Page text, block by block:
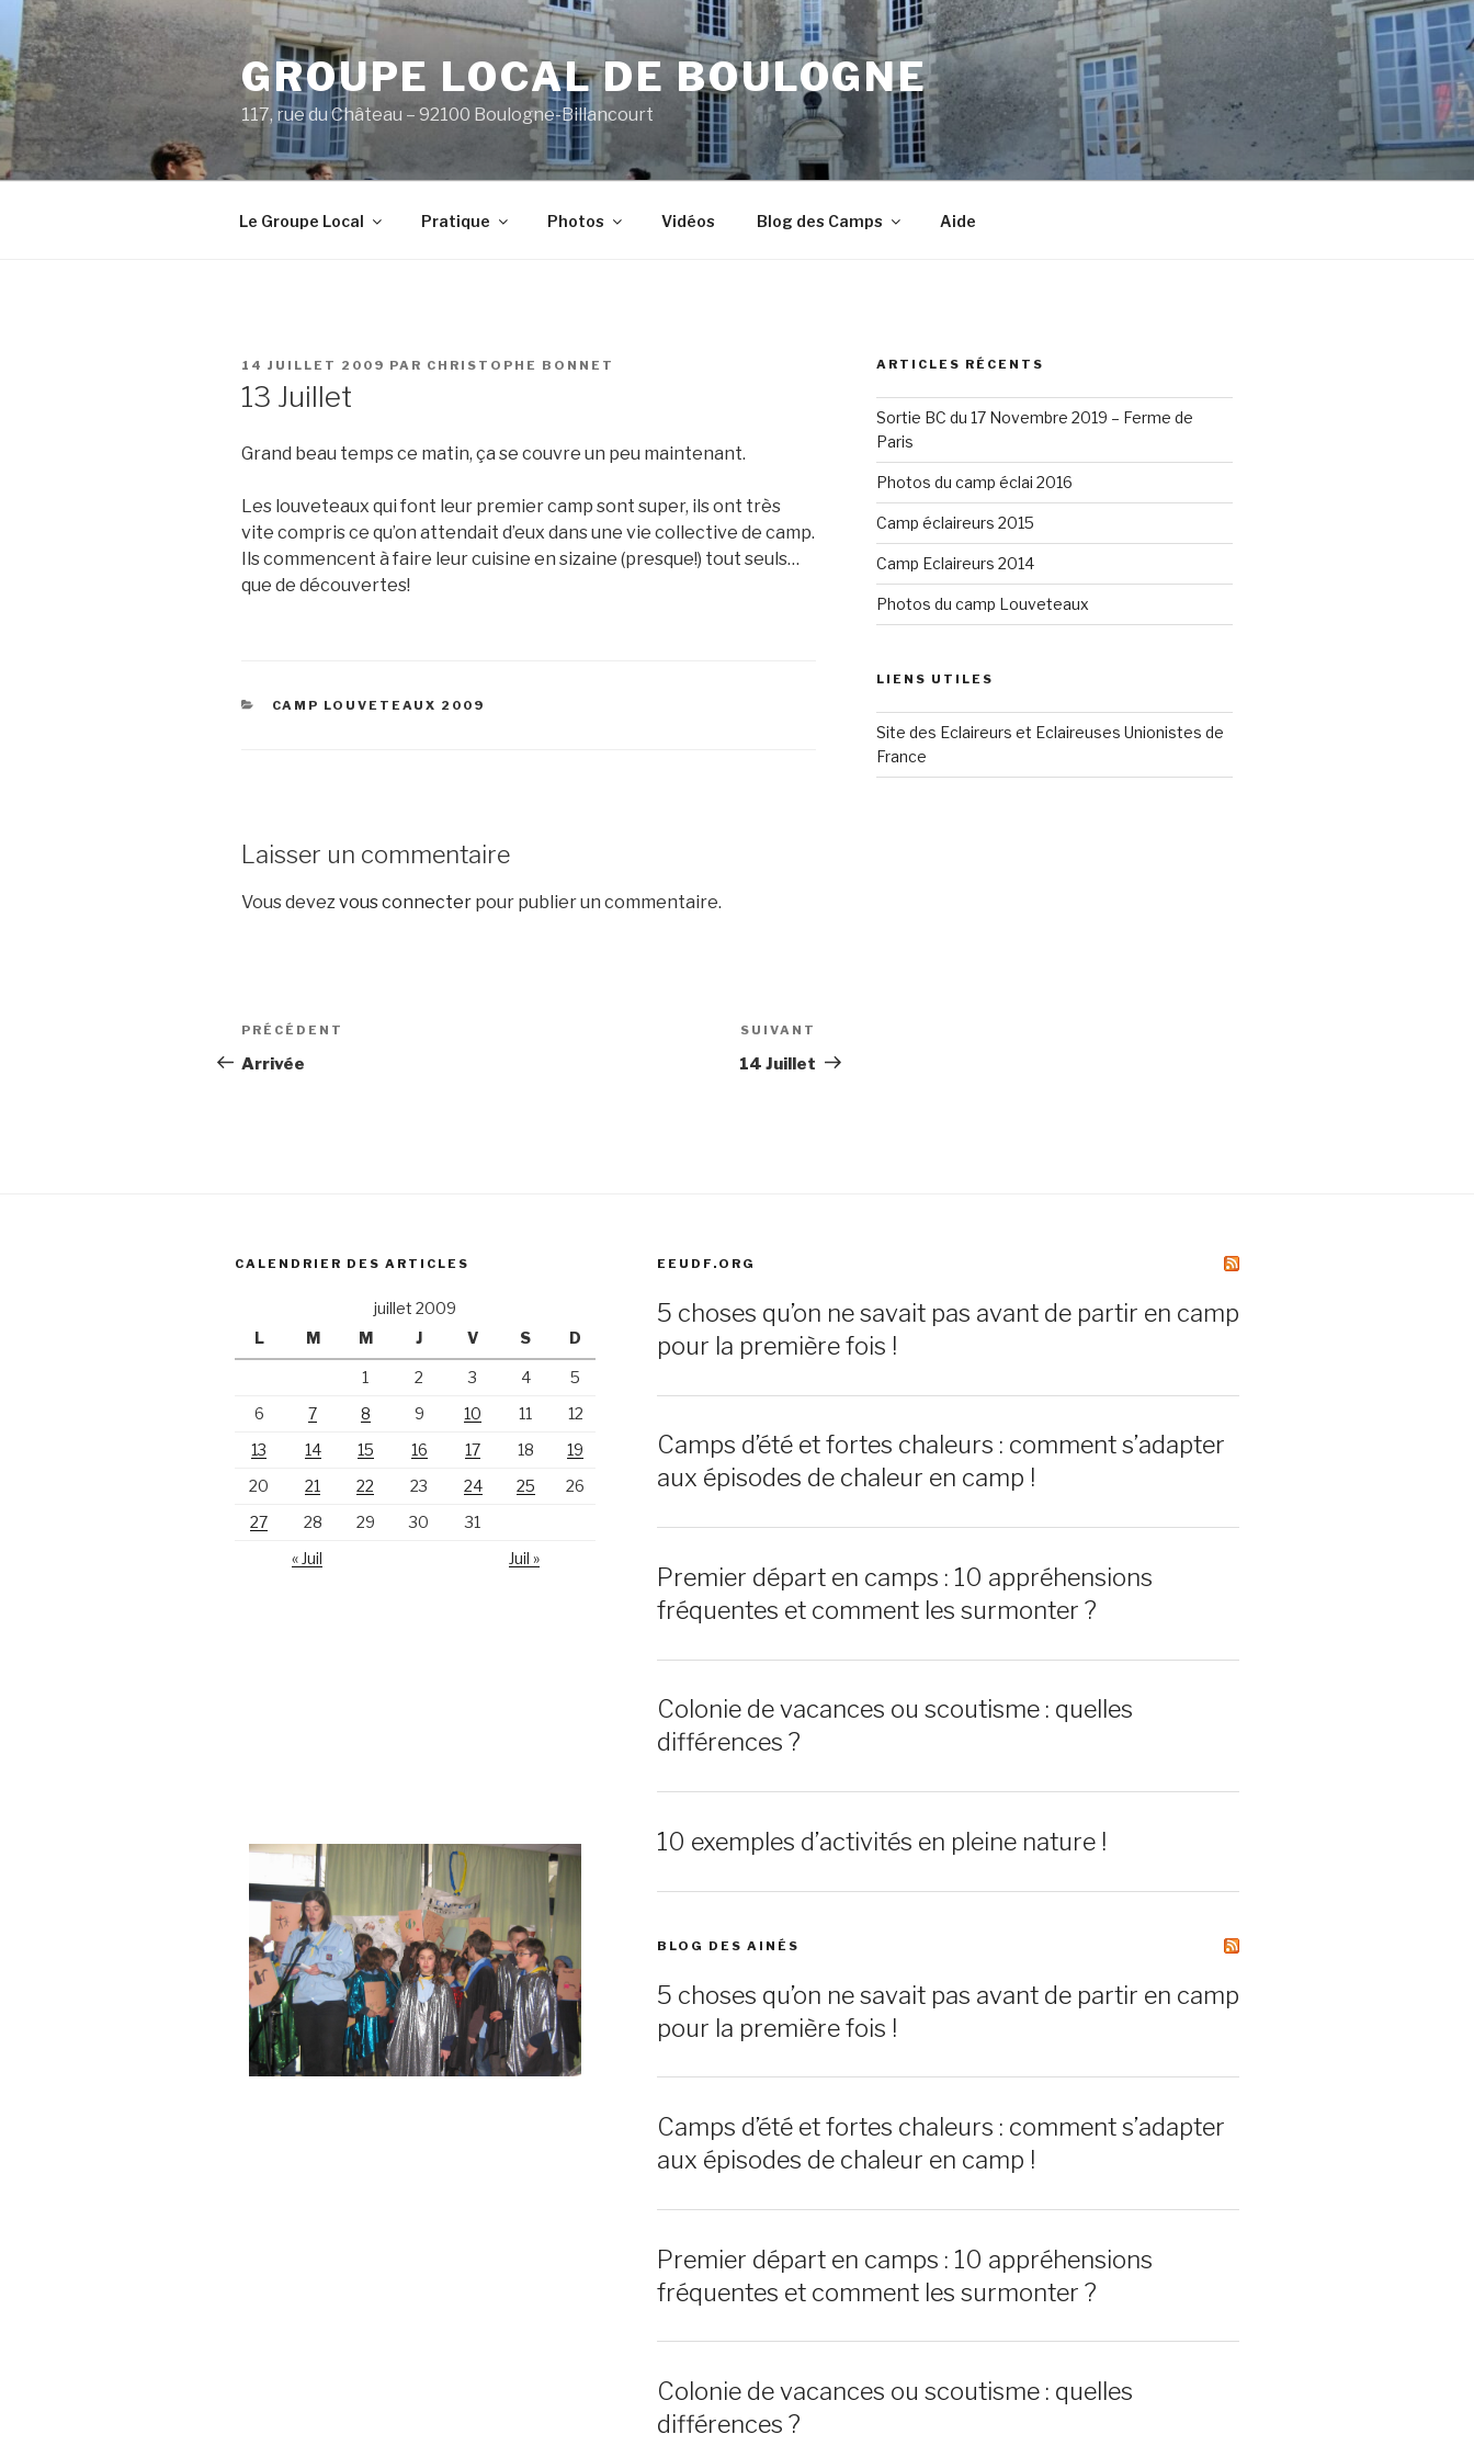
Aller
contenu
principal
GROUPE LOCAL DE BOULOGNE
117, rue du Château – 92100 Boulogne-Billancourt
Le Groupe Local Pratique Photos Vidéos Blog des Camps Aide
PUBLIÉ
14 JUILLET 2009 PAR CHRISTOPHE BONNET
13 Juillet
Grand beau temps ce matin, ça se couvre un peu maintenant.
Les louveteaux qui font leur premier camp sont super, ils ont très
vite compris ce qu’on attendait d’eux dans une vie collective de camp.
Ils commencent à faire leur cuisine en sizaine (presque!) tout seuls…
que de découvertes!
CATÉGORIES
CAMP LOUVETEAUX 2009
Laisser un commentaire
Vous devez vous connecter pour publier un commentaire.
Navigation
de
Article
précédent
PRÉCÉDENT
Arrivée
suivant
SUIVANT
14 Juillet
ARTICLES RÉCENTS
Sortie BC du 17 Novembre 2019 – Ferme de
Paris
Photos du camp éclai 2016
Camp éclaireurs 2015
Camp Eclaireurs 2014
Photos du camp Louveteaux
LIENS UTILES
Site des Eclaireurs et Eclaireuses Unionistes de
France
CALENDRIER DES ARTICLES
juillet 2009
L
M M J V S D
1 2 3 4
5
6
7 8 9 10 11
12
13
14 15 16 17 18
19
20
21 22 23 24 25
26
27
28 29 30
31
« Juil
Juil »
EEUDF.ORG
5 choses qu’on ne savait pas avant de partir en camp
pour la première fois !
Camps d’été et fortes chaleurs : comment s’adapter
aux épisodes de chaleur en camp !
Premier départ en camps : 10 appréhensions
fréquentes et comment les surmonter ?
Colonie de vacances ou scoutisme : quelles
différences ?
10 exemples d’activités en pleine nature !
BLOG DES AINÉS
5 choses qu’on ne savait pas avant de partir en camp
pour la première fois !
Camps d’été et fortes chaleurs : comment s’adapter
aux épisodes de chaleur en camp !
Premier départ en camps : 10 appréhensions
fréquentes et comment les surmonter ?
Colonie de vacances ou scoutisme : quelles
différences ?